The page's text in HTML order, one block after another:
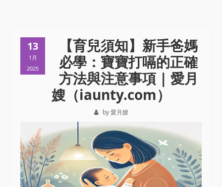
13
1月
2025
【育兒須知】新手爸媽
必學：寶寶打嗝的正確
方法與注意事項 | 愛月
嫂（iaunty.com）
by 愛月嫂